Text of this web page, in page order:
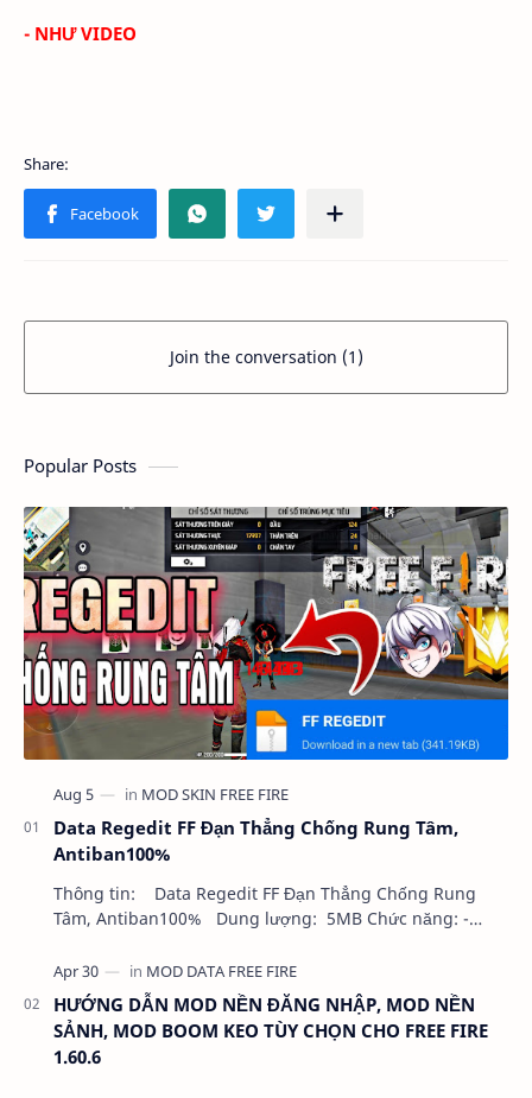
- NHƯ VIDEO
Join the conversation (1)
Popular Posts
Data Regedit FF Đạn Thẳng Chống Rung Tâm,
Antiban100%
Thông tin: Data Regedit FF Đạn Thẳng Chống Rung
Tâm, Antiban100% Dung lượng: 5MB Chức năng: -
HƯỚNG DẪN MOD NỀN ĐĂNG NHẬP, MOD NỀN
SẢNH, MOD BOOM KEO TÙY CHỌN CHO FREE FIRE
1.60.6